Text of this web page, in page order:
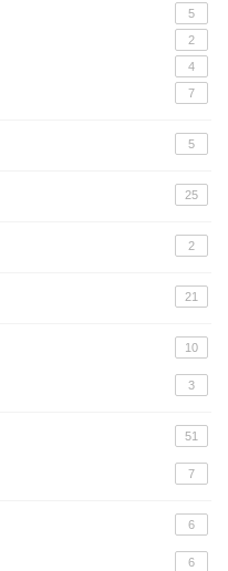
5
2
4
7
5
25
2
21
10
3
51
7
6
6